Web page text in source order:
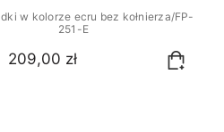
w kolorze ecru bez kołnierza/FP-
251-E
209,00 zł